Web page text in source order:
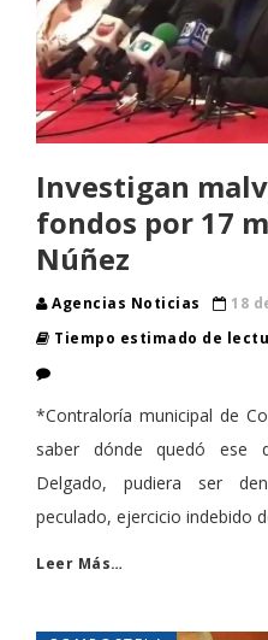
Investigan
fondos por 17
Núñez
Agencias Noticias
18
Tiempo estimado de
*Contraloría municipal de
saber dónde quedó ese
Delgado, pudiera ser
peculado, ejercicio indebido
Leer Más…